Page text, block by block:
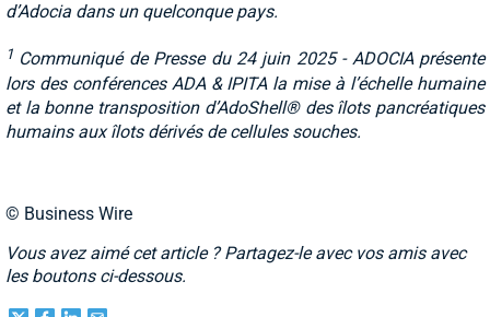
d’Adocia dans un quelconque pays.
1 Communiqué de Presse du 24 juin 2025 - ADOCIA présente
lors des conférences ADA & IPITA la mise à l’échelle humaine
et la bonne transposition d’AdoShell® des îlots pancréatiques
humains aux îlots dérivés de cellules souches.
© Business Wire
Vous avez aimé cet article ? Partagez-le avec vos amis avec
les boutons ci-dessous.